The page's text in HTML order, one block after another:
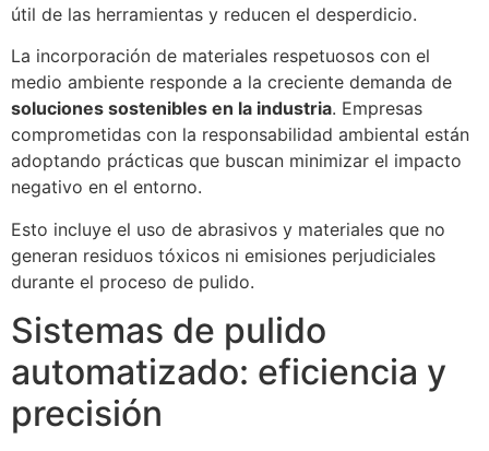
útil de las herramientas y reducen el desperdicio.
La incorporación de materiales respetuosos con el
medio ambiente responde a la creciente demanda de
soluciones sostenibles en la industria. Empresas
comprometidas con la responsabilidad ambiental están
adoptando prácticas que buscan minimizar el impacto
negativo en el entorno.
Esto incluye el uso de abrasivos y materiales que no
generan residuos tóxicos ni emisiones perjudiciales
durante el proceso de pulido.
Sistemas de pulido
automatizado: eficiencia y
precisión